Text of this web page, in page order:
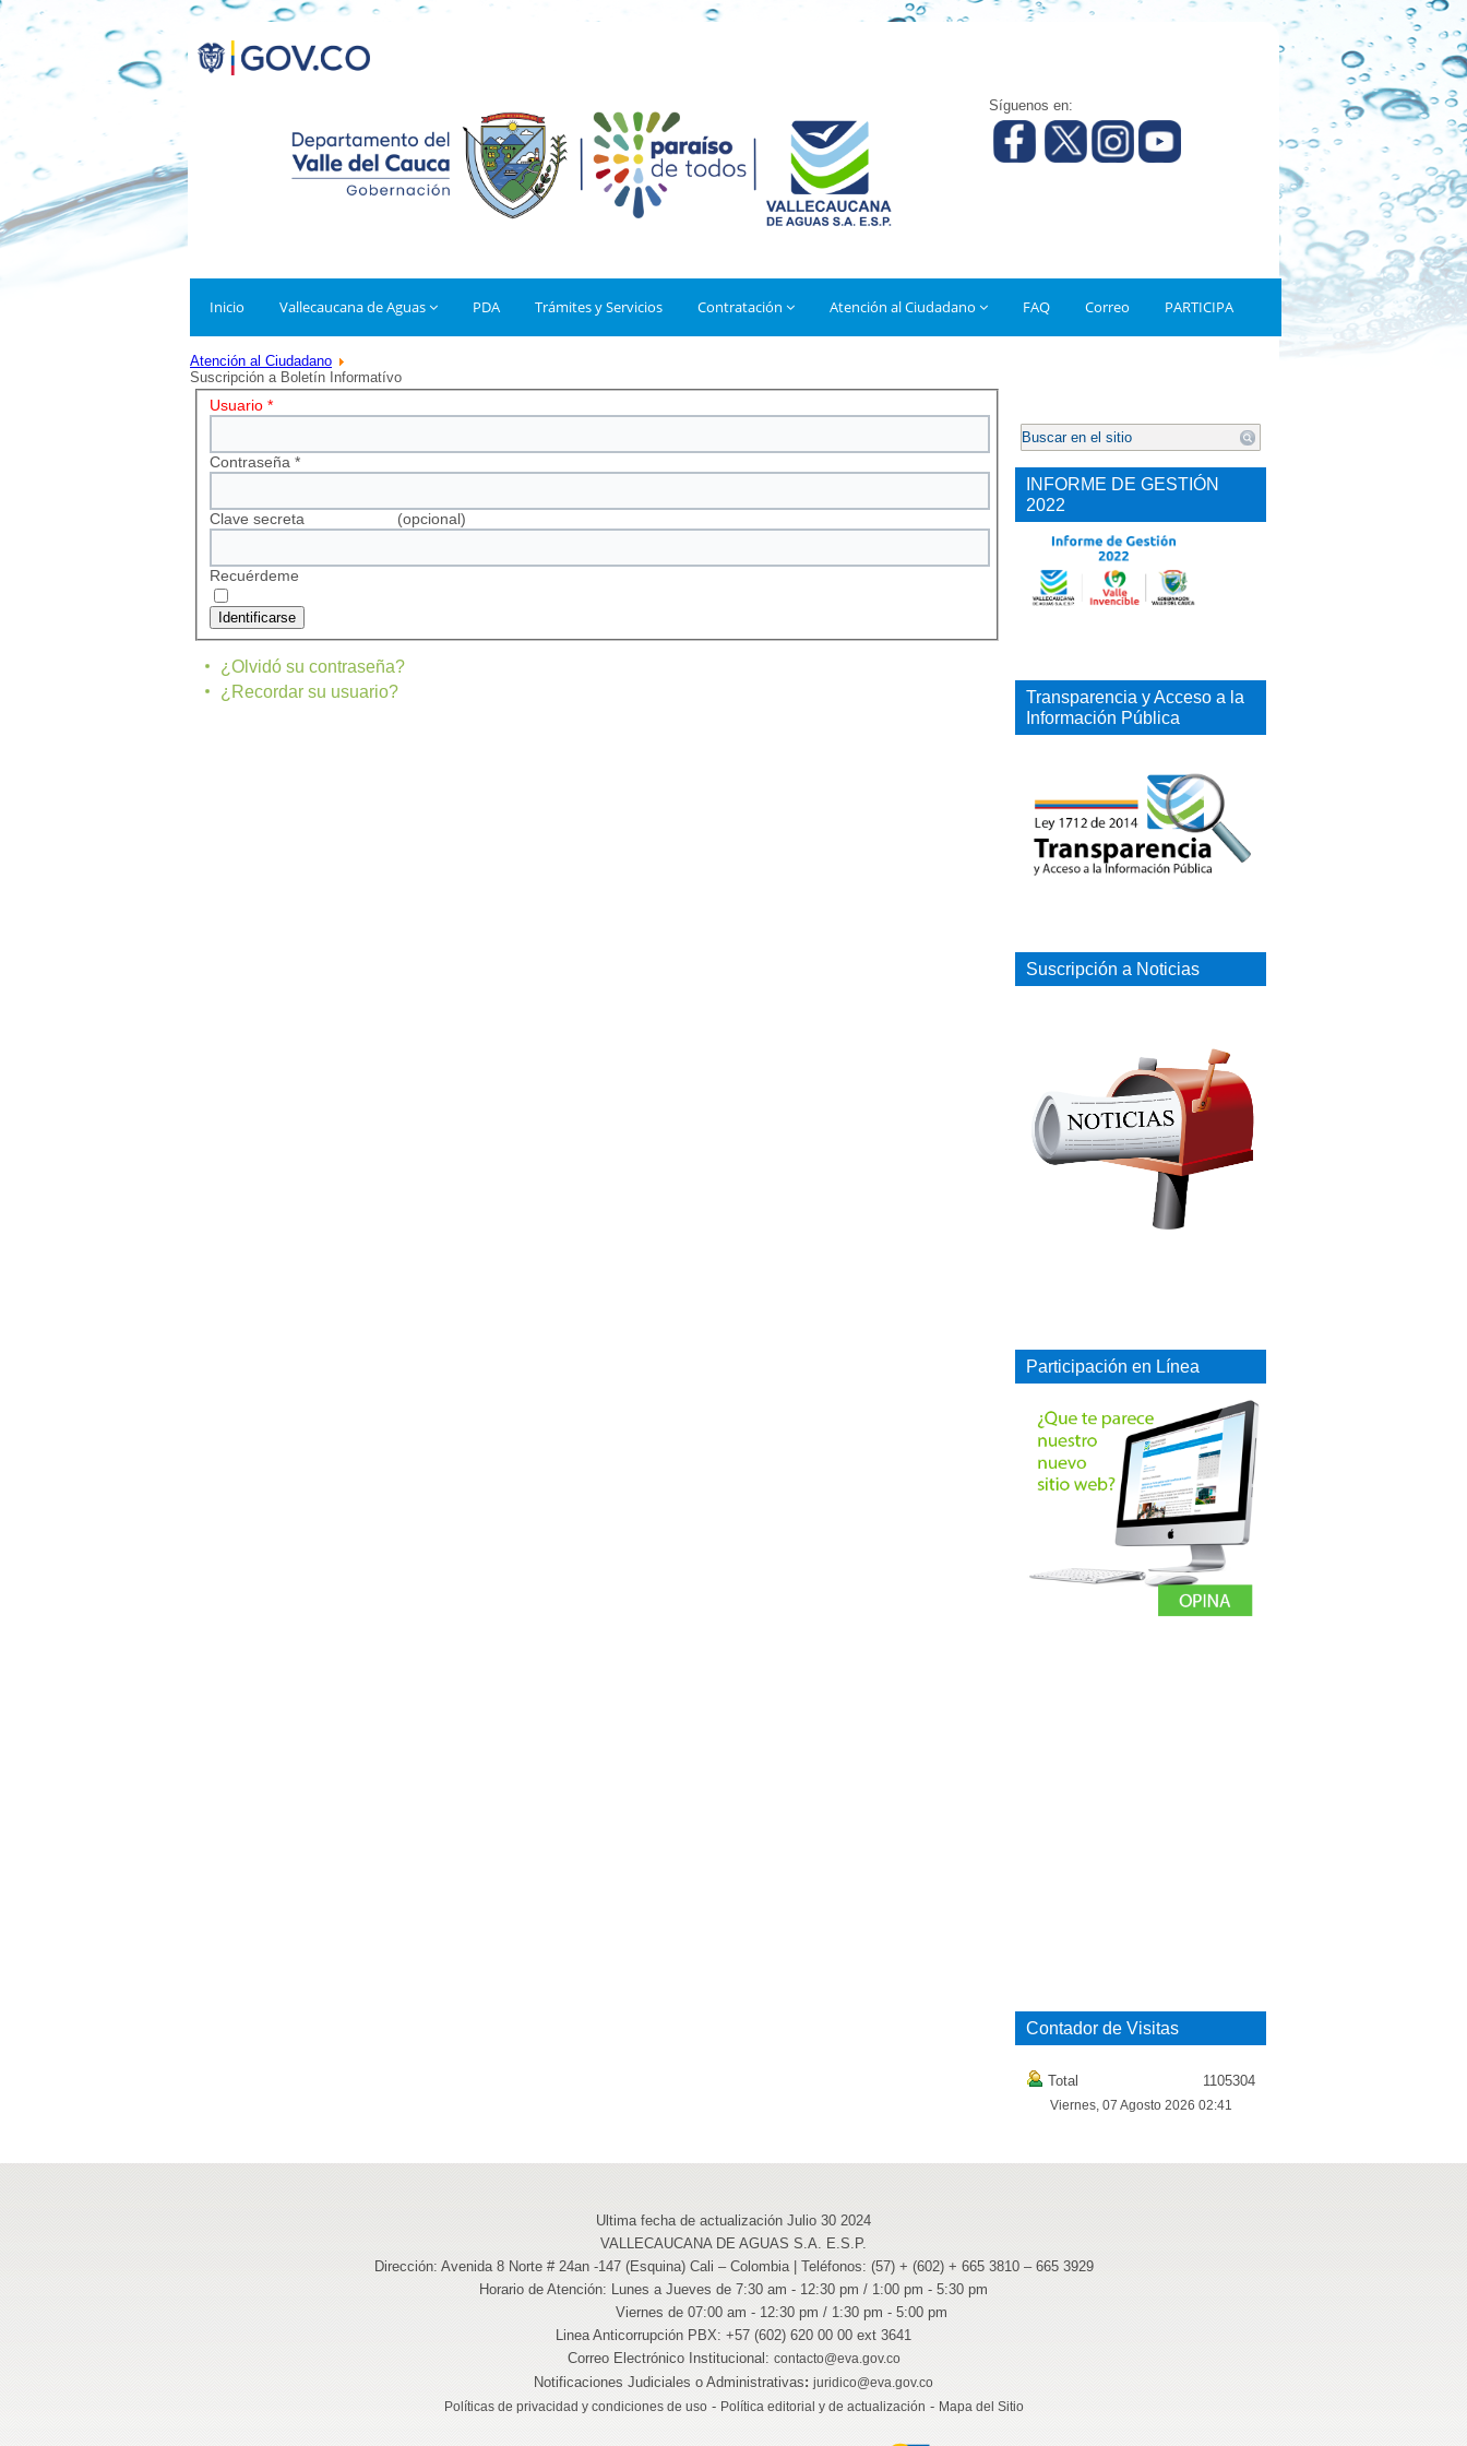
Síguenos en:
Inicio Vallecaucana de Aguas PDA Trámites y Servicios Contratación Atención al Ciudadano FAQ Correo PARTICIPA
Atención al Ciudadano
Suscripción a Boletín Informatívo
Usuario*
Contraseña *
Clave secreta (opcional)
Recuérdeme
Identificarse
¿Olvidó su contraseña?
¿Recordar su usuario?
.
INFORME DE GESTIÓN
2022
Transparencia y Acceso a la
Información Pública
Suscripción a Noticias
Participación en Línea
Contador de Visitas
Total 1105304
Viernes, 07 Agosto 2026 02:41
Ultima fecha de actualización Julio 30 2024
VALLECAUCANA DE AGUAS S.A. E.S.P.
Dirección: Avenida 8 Norte # 24an -147 (Esquina) Cali – Colombia | Teléfonos: (57) + (602) + 665 3810 – 665 3929
Horario de Atención: Lunes a Jueves de 7:30 am - 12:30 pm / 1:00 pm - 5:30 pm
Viernes de 07:00 am - 12:30 pm / 1:30 pm - 5:00 pm
Linea Anticorrupción PBX: +57 (602) 620 00 00 ext 3641
Correo Electrónico Institucional: contacto@eva.gov.co
Notificaciones Judiciales o Administrativas: juridico@eva.gov.co
Políticas de privacidad y condiciones de uso- Política editorial y de actualización - Mapa del Sitio